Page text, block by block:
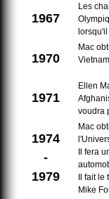
1967
Les
1970
Mac
1971
Ellen
voudra
1974
-
1979
Mac
Il fera
Il fait le
Mike